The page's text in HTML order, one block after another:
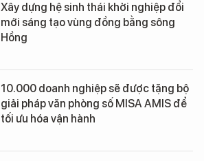
Xây dựng hệ sinh thái khởi nghiệp đổi
mới sáng tạo vùng đồng bằng sông
Hồng
10.000 doanh nghiệp sẽ được tặng bộ
giải pháp văn phòng số MISA AMIS để
tối ưu hóa vận hành